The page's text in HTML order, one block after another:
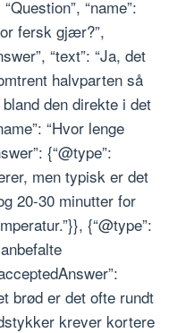
“name”:
fersk gjær?”,
“text”: “Ja, det
halvparten så
den direkte i det
“Hvor lenge
{“@type”:
men typisk er det
20-30 minutter for
{“@type”:
brød er det ofte rundt
krever kortere